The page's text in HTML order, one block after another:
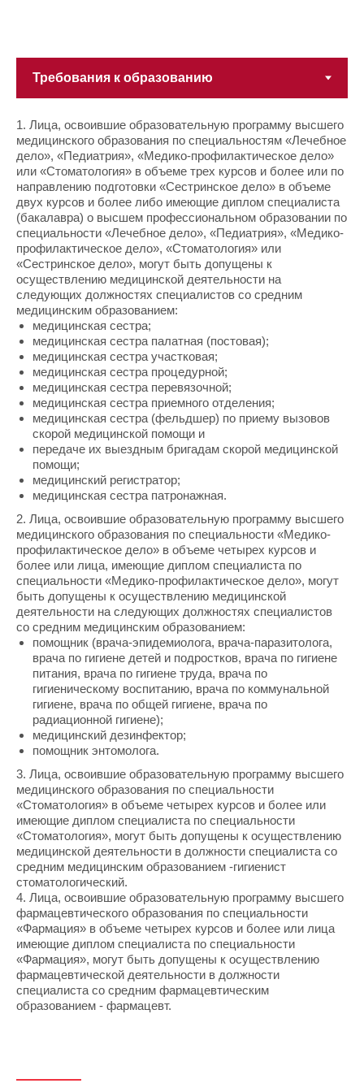
1. Лица, освоившие образовательную программу высшего
медицинского образования по специальностям «Лечебное
дело», «Педиатрия», «Медико-профилактическое дело»
или «Стоматология» в объеме трех курсов и более или по
направлению подготовки «Сестринское дело» в объеме
двух курсов и более либо имеющие диплом специалиста
(бакалавра) о высшем профессиональном образовании по
специальности «Лечебное дело», «Педиатрия», «Медико-
профилактическое дело», «Стоматология» или
«Сестринское дело», могут быть допущены к
осуществлению медицинской деятельности на
следующих должностях специалистов со средним
медицинским образованием:
медицинская сестра;
медицинская сестра палатная (постовая);
медицинская сестра участковая;
медицинская сестра процедурной;
медицинская сестра перевязочной;
медицинская сестра приемного отделения;
медицинская сестра (фельдшер) по приему вызовов
скорой медицинской помощи и
передаче их выездным бригадам скорой медицинской
помощи;
медицинский регистратор;
медицинская сестра патронажная.
2. Лица, освоившие образовательную программу высшего
медицинского образования по специальности «Медико-
профилактическое дело» в объеме четырех курсов и
более или лица, имеющие диплом специалиста по
специальности «Медико-профилактическое дело», могут
быть допущены к осуществлению медицинской
деятельности на следующих должностях специалистов
со средним медицинским образованием:
помощник (врача-эпидемиолога, врача-паразитолога,
врача по гигиене детей и подростков, врача по гигиене
питания, врача по гигиене труда, врача по
гигиеническому воспитанию, врача по коммунальной
гигиене, врача по общей гигиене, врача по
радиационной гигиене);
медицинский дезинфектор;
помощник энтомолога.
3. Лица, освоившие образовательную программу высшего
медицинского образования по специальности
«Стоматология» в объеме четырех курсов и более или
имеющие диплом специалиста по специальности
«Стоматология», могут быть допущены к осуществлению
медицинской деятельности в должности специалиста со
средним медицинским образованием -гигиенист
стоматологический.
4. Лица, освоившие образовательную программу высшего
фармацевтического образования по специальности
«Фармация» в объеме четырех курсов и более или лица
имеющие диплом специалиста по специальности
«Фармация», могут быть допущены к осуществлению
фармацевтической деятельности в должности
специалиста со средним фармацевтическим
образованием - фармацевт.